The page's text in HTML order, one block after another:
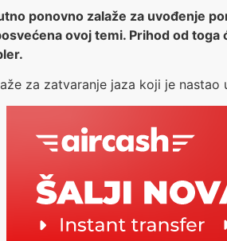
ponovno zalaže za uvođenje
ovoj temi. Prihod od
za zatvaranje jaza koji je